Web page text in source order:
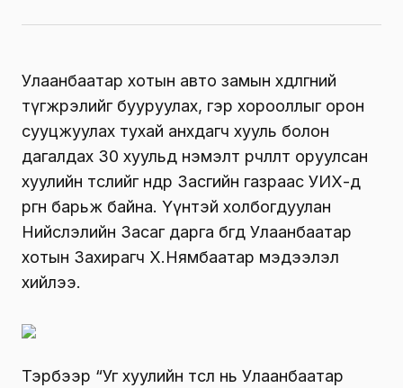
Улаанбаатар хотын авто замын хөдөлгөөний
түгжрэлийг бууруулах, гэр хорооллыг орон
сууцжуулах тухай анхдагч хууль болон
дагалдах 30 хуульд нэмэлт өөрчлөлт оруулсан
хуулийн төслийг өнөөдөр Засгийн газраас УИХ-д
өргөн барьж байна. Үүнтэй холбогдуулан
Нийслэлийн Засаг дарга бөгөөд Улаанбаатар
хотын Захирагч Х.Нямбаатар мэдээлэл
хийлээ.
Тэрбээр “Уг хуулийн төсөл нь Улаанбаатар